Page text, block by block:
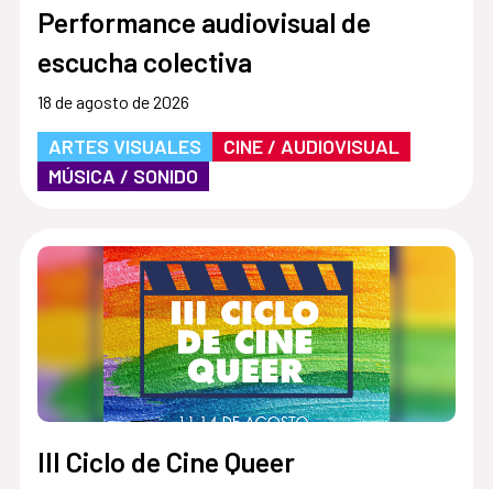
Performance audiovisual de
escucha colectiva
18 de agosto de 2026
ARTES VISUALES
CINE / AUDIOVISUAL
MÚSICA / SONIDO
III Ciclo de Cine Queer